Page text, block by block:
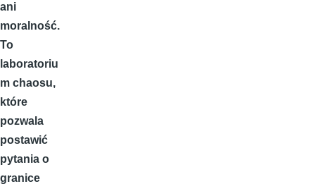
ani
moralność.
To
laboratoriu
m chaosu,
które
pozwala
postawić
pytania o
granice